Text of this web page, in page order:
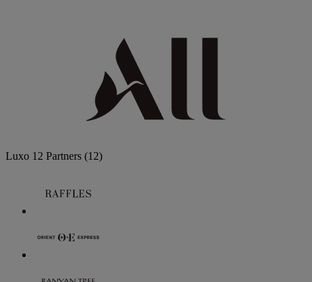
Luxo 12 Partners (12)